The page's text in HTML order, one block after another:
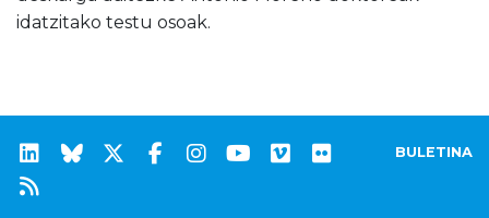
idatzitako testu osoak.
BULETINA